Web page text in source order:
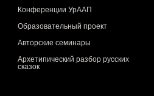
Конференции УрААП
Образовательный проект
Авторские семинары
Архетипический разбор русских
сказок